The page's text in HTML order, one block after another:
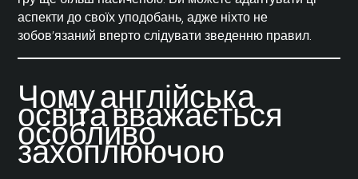
аспекти до своїх уподобань, адже ніхто не
зобов’язаний вперто слідувати зведенню правил.
Чому англійська
освіта вважається
особливо
захоплюючою